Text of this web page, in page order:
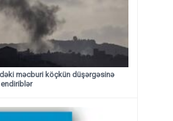
məcburi köçkün düşərgəsinə